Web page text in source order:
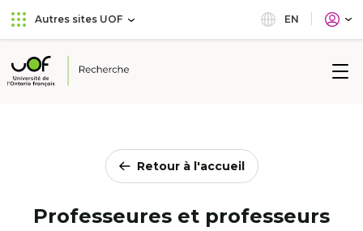
Aller
au
principal
Passer
au
Autres sites UOF EN
Université
Retour à l'accueil
Professeures et professeurs